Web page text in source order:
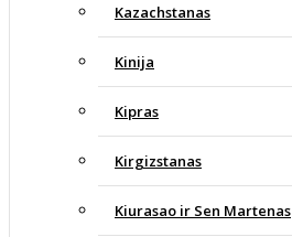
Kazachstanas
Kinija
Kipras
Kirgizstanas
Kiurasao ir Sen Martenas